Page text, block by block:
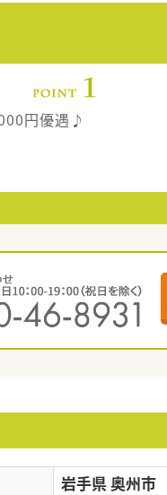
円優遇♪
岩手県 奥州市